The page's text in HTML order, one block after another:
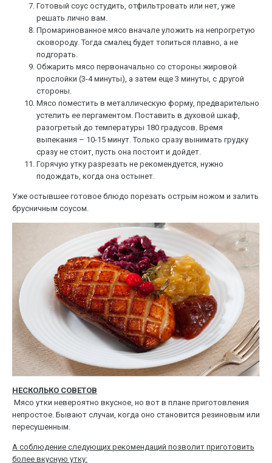
Готовый соус остудить, отфильтровать или нет, уже
решать лично вам.
Промаринованное мясо вначале уложить на непрогретую
сковороду. Тогда смалец будет топиться плавно, а не
подгорать.
Обжарить мясо первоначально со стороны жировой
прослойки (3-4 минуты), а затем еще 3 минуты, с другой
стороны.
Мясо поместить в металлическую форму, предварительно
устелить ее пергаментом. Поставить в духовой шкаф,
разогретый до температуры 180 градусов. Время
выпекания – 10-15 минут. Только сразу вынимать грудку
сразу не стоит, пусть она постоит и дойдет.
Горячую утку разрезать не рекомендуется, нужно
подождать, когда она остынет.
Уже остывшее готовое блюдо порезать острым ножом и залить
брусничным соусом.
НЕСКОЛЬКО СОВЕТОВ
Мясо утки невероятно вкусное, но вот в плане приготовления
непростое. Бывают случаи, когда оно становится резиновым или
пересушенным.
А соблюдение следующих рекомендаций позволит приготовить
более вкусную утку: